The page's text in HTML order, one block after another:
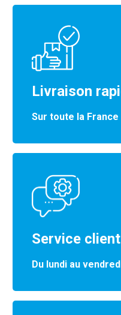
Livraison
Sur toute la France
Service client
Du lundi au